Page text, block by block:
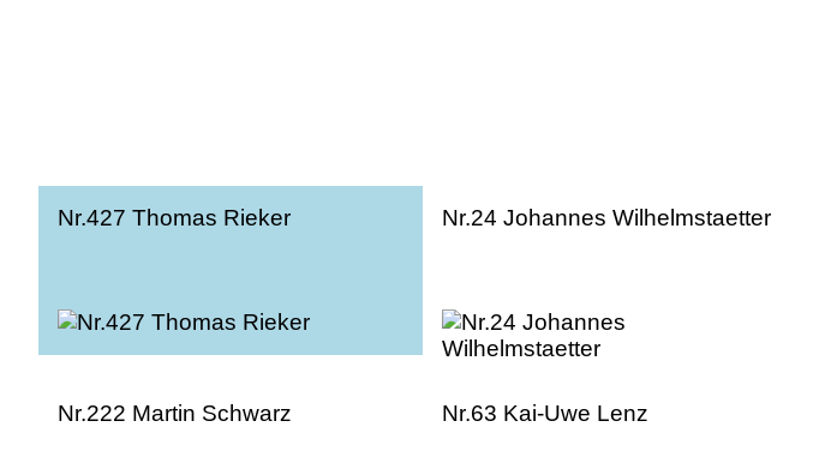
Nr.427 Thomas Rieker Nr.24 Johannes Wilhelmstaetter
Nr.222 Martin Schwarz Nr.63 Kai-Uwe Lenz